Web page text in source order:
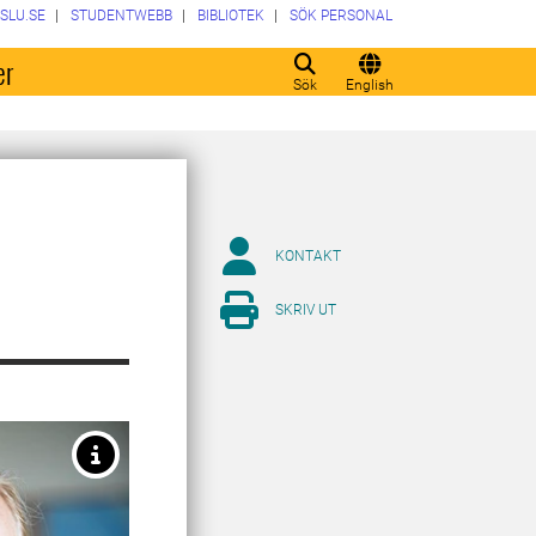
Sök English
SLU.SE STUDENTWEBB BIBLIOTEK SÖK PERSONAL
KONTAKT
SKRIV UT